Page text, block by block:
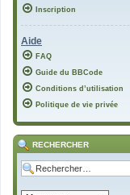
Inscription
Aide
FAQ
Guide du BBCode
Conditions d’utilisation
Politique de vie privée
RECHERCHER